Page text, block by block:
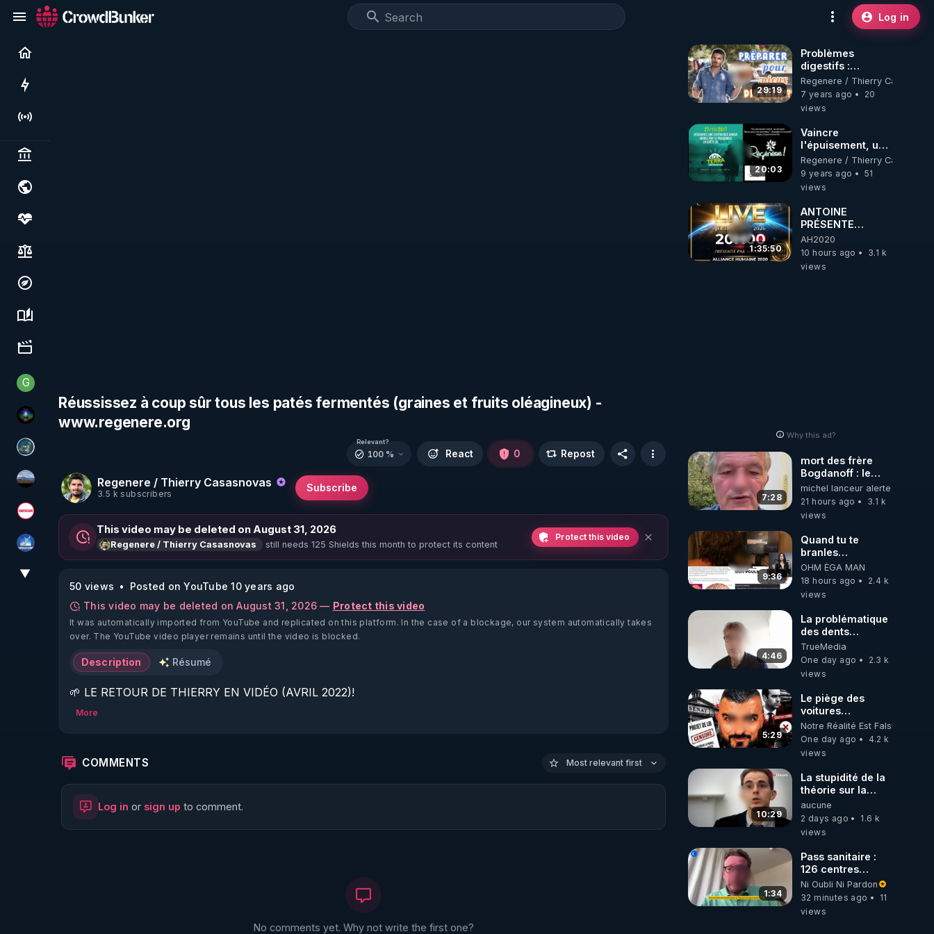
Log in
Live
Politics & institutions
Society, justice & freedoms
Economy, environment & technology
Science, history & spirituality
Culture, media & entertainment
G Generousbear
WakeUp
Réinformation sur le monde
michel lanceur alerte
Magazine Nexus
PAROLE LIBRE
▼
Réussissez à coup sûr tous les patés fermentés (graines et fruits oléagineux) -
www.regenere.org
Regenere / Thierry Casasnovas
3.5 k subscribers
Subscribe
Relevant?
100 % React 0 Repost
This video may be deleted on August 31, 2026
Regenere / Thierry Casasnovas still needs 125 Shields this month to protect its content
Protect this video
50 views
Posted on YouTube 10 years ago
This video may be deleted on August 31, 2026 — Protect this video
It was automatically imported from YouTube and replicated on this platform. In the case of a blockage, our system automatically takes
over. The YouTube video player remains until the video is blocked.
Description Résumé
🌱 LE RETOUR DE THIERRY EN VIDÉO (AVRIL 2022)!
🌱 LE MAGAZINE RÉGÉNÈRE
http://rgnr.li/ymag
More
COMMENTS Most relevant first
Log in or sign up to comment.
No comments yet. Why not write the first one?
29:19
Problèmes
digestifs :
Préparer ses
aliments pour
mieux les digérer
Regenere / Thierry
7 years ago
20
views
20:03
Vaincre
l'épuisement, un
plan radical en 20
minutes ! -
www.regenere.org
Regenere / Thierry
9 years ago
51
views
1:35:50
ANTOINE
PRÉSENTE
AH2020 LE LIVE
20H ***DU
06/08/2026***
AH2020
10 hours ago
3.1 k
views
Why this ad?
7:28
mort des frère
Bogdanoff : le
mensonge d état
michel lanceur alerte
21 hours ago
3.1 k
views
9:36
Quand tu te
branles
bonhomme tu
émets des ondes
ils ont juste omis
OHM ÉGA MAN
18 hours ago
2.4 k
views
4:46
La problématique
des dents
dévitalisées et
des implants
TrueMedia
One day ago
2.3 k
views
5:29
Le piège des
voitures
électriques se
referme sur les
usagers !
Notre Réalité Est Falsifiée Et
One day ago
4.2 k
views
10:29
La stupidité de la
théorie sur la
responsabilité de
l’homme
concernant le
carbone.
aucune
2 days ago
1.6 k
views
1:34
Pass sanitaire :
126 centres
commerciaux
concernés par
l'obligation dans
Ni Oubli Ni Pardon
32 minutes ago
11
views